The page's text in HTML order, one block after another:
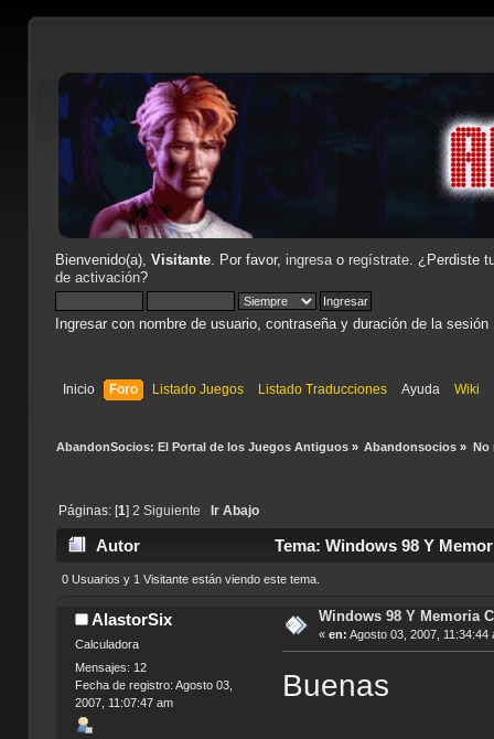
Bienvenido(a), Visitante. Por favor, ingresao regístrate. ¿Perdiste
de activación?
Ingresar con nombre de usuario, contraseña y duración de la sesión
Inicio Foro Listado Juegos Listado Traducciones Ayuda Wiki
AbandonSocios: El Portal de los Juegos Antiguos» Abandonsocios » No
Páginas: [1] 2 Siguiente Ir Abajo
Autor Tema: Windows 98 Y
0 Usuarios y 1 Visitante están viendo este tema.
AlastorSix
Calculadora
Mensajes: 12
Fecha de registro: Agosto 03,
2007, 11:07:47 am
Windows 98 Y Memoria
« en: Agosto 03, 2007, 11:34:44
Buenas